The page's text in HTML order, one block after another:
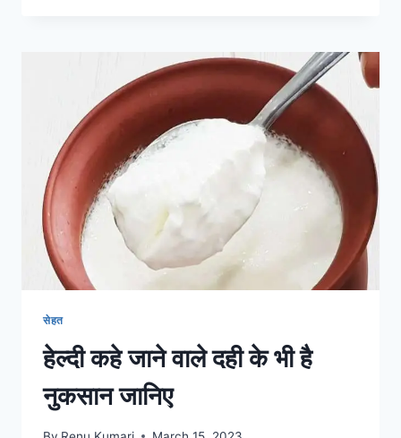
प्राणी
है
‘सास’,
इसके
अनोखे
सेहत
हेल्दी कहे जाने वाले दही के भी है
नुकसान जानिए